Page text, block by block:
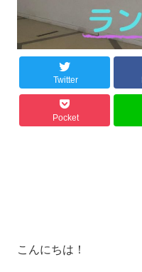
Twitter
Pocket
こんにちは！